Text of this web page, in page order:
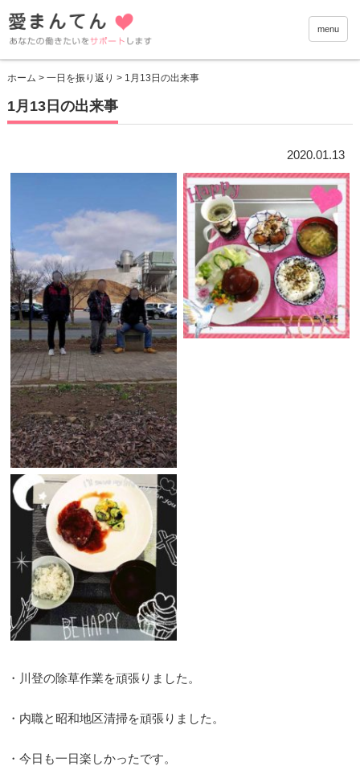
愛まん
menu
ホーム > 一日を振り返り > 1月13日の出来事
1月13日の出来事
2020.01.13
・川登の除草作業を頑張りました。
・内職と昭和地区清掃を頑張りました。
・今日も一日楽しかったです。